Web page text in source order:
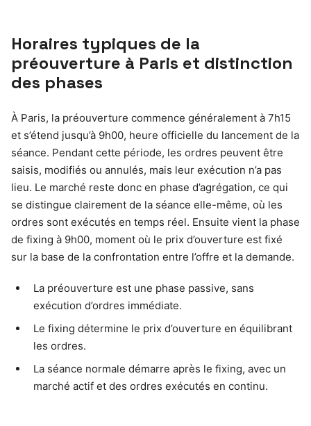
Horaires typiques de la
préouverture à Paris et distinction
des phases
À Paris, la préouverture commence généralement à 7h15
et s’étend jusqu’à 9h00, heure officielle du lancement de la
séance. Pendant cette période, les ordres peuvent être
saisis, modifiés ou annulés, mais leur exécution n’a pas
lieu. Le marché reste donc en phase d’agrégation, ce qui
se distingue clairement de la séance elle-même, où les
ordres sont exécutés en temps réel. Ensuite vient la phase
de fixing à 9h00, moment où le prix d’ouverture est fixé
sur la base de la confrontation entre l’offre et la demande.
La préouverture est une phase passive, sans
exécution d’ordres immédiate.
Le fixing détermine le prix d’ouverture en équilibrant
les ordres.
La séance normale démarre après le fixing, avec un
marché actif et des ordres exécutés en continu.